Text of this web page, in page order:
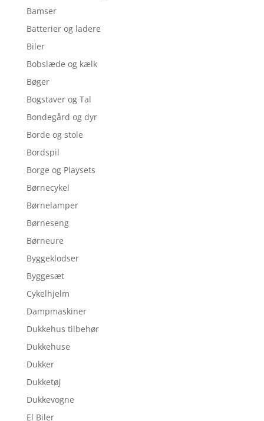
Bamser
Batterier og ladere
Biler
Bobslæde og kælk
Bøger
Bogstaver og Tal
Bondegård og dyr
Borde og stole
Bordspil
Borge og Playsets
Børnecykel
Børnelamper
Børneseng
Børneure
Byggeklodser
Byggesæt
Cykelhjelm
Dampmaskiner
Dukkehus tilbehør
Dukkehuse
Dukker
Dukketøj
Dukkevogne
El Biler